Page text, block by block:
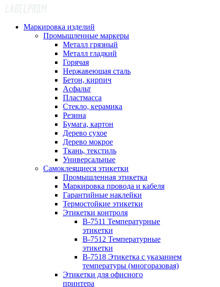
Маркировка изделий
Промышленные маркеры
Металл грязный
Металл гладкий
Горячая
Нержавеющая сталь
Бетон, кирпич
Асфальт
Пластмасса
Стекло, керамика
Резина
Бумага, картон
Дерево сухое
Дерево мокрое
Ткань, текстиль
Универсальные
Самоклеящиеся этикетки
Промышленная этикетка
Маркировка провода и кабеля
Гарантийные наклейки
Термостойкие этикетки
Этикетки контроля
B-7511 Температурные
этикетки
B-7512 Температурные
этикетки
B-7518 Этикетка с указанием
температуры (многоразовая)
Этикетки для офисного
принтера